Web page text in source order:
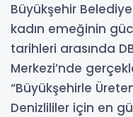
Büyükşehir
kadın emeğinin
tarihleri arasında
Merkezi’nde
“Büyükşehirle
Denizlililer için en